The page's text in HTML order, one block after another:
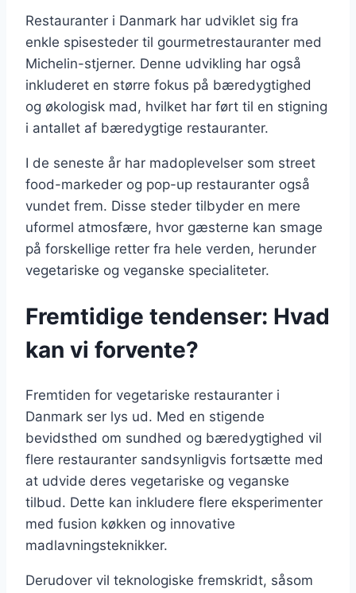
Restauranter i Danmark har udviklet sig fra
enkle spisesteder til gourmetrestauranter med
Michelin-stjerner. Denne udvikling har også
inkluderet en større fokus på bæredygtighed
og økologisk mad, hvilket har ført til en stigning
i antallet af bæredygtige restauranter.
I de seneste år har madoplevelser som street
food-markeder og pop-up restauranter også
vundet frem. Disse steder tilbyder en mere
uformel atmosfære, hvor gæsterne kan smage
på forskellige retter fra hele verden, herunder
vegetariske og veganske specialiteter.
Fremtidige tendenser: Hvad
kan vi forvente?
Fremtiden for vegetariske restauranter i
Danmark ser lys ud. Med en stigende
bevidsthed om sundhed og bæredygtighed vil
flere restauranter sandsynligvis fortsætte med
at udvide deres vegetariske og veganske
tilbud. Dette kan inkludere flere eksperimenter
med fusion køkken og innovative
madlavningsteknikker.
Derudover vil teknologiske fremskridt, såsom